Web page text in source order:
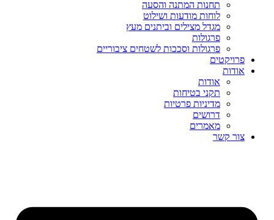
תחנות המתנה והסעה
לוחות מודעות ושילוט
מגדל מצילים וביתנים מעץ
פרגולות
פרגולות וסככות לשטחים ציבוריים
פרויקטים
אודות
אודות
תקני בטיחות
מדיניות פרטיות
דרושים
מאמרים
צור קשר